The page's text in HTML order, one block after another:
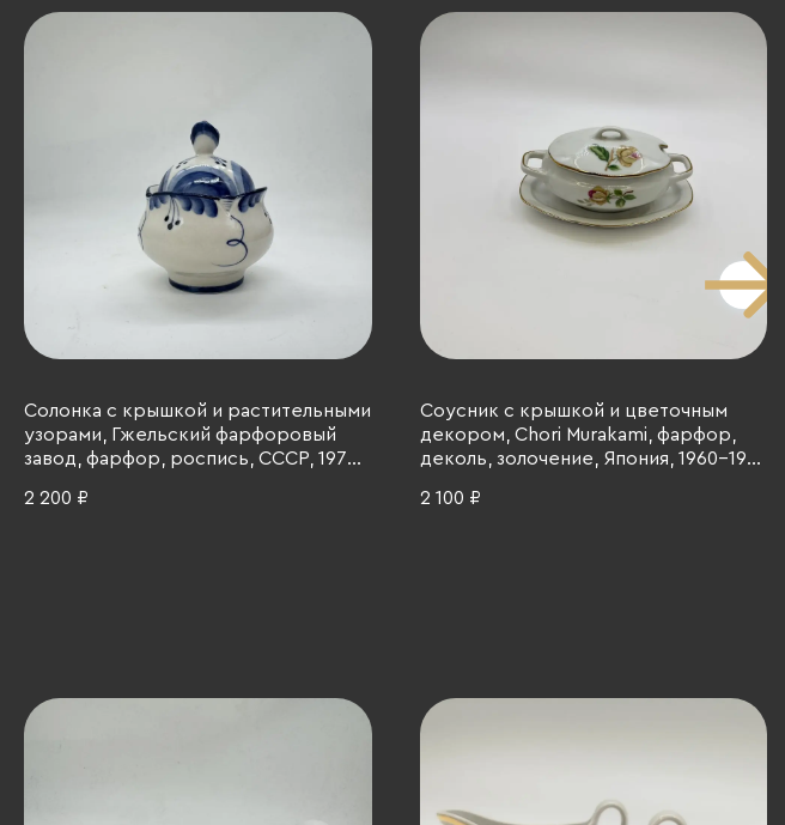
Солонка с крышкой и растительными
узорами, Гжельский фарфоровый
завод, фарфор, роспись, СССР, 1972-
2 200 ₽
Соусник с крышкой и цветочным
декором, Chori Murakami, фарфор,
деколь, золочение, Япония, 1960-1970
2 100 ₽